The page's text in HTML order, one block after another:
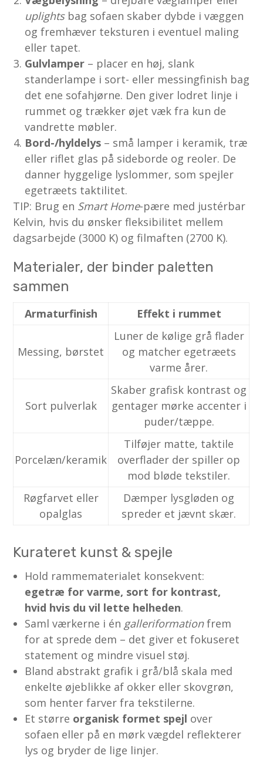
uplightsbag sofaen skaber dybde i væggen
og fremhæver teksturen i eventuel maling
eller tapet.
Gulvlamper – placer en høj, slank
standerlampe i sort- eller messingfinish bag
det ene sofa­hjørne. Den giver lodret linje i
rummet og trækker øjet væk fra kun de
vandrette møbler.
Bord-/hyldelys – små lamper i keramik, træ
eller riflet glas på sideborde og reoler. De
danner hyggelige lys­lommer, som spejler
egetræets taktilitet.
TIP: Brug en Smart Home-pære med justérbar
Kelvin, hvis du ønsker fleksibilitet mellem
dagsarbejde (3000 K) og filmaften (2700 K).
Materialer, der binder paletten
sammen
Armaturfinish Effekt i rummet
Messing, børstet
Luner de kølige grå flader
og matcher egetræets
varme årer.
Sort pulverlak
Skaber grafisk kontrast og
gentager mørke accenter i
puder/tæppe.
Porcelæn/keramik
Tilføjer matte, taktile
overflader der spiller op
mod bløde tekstiler.
Røgfarvet eller
opalglas
Dæmper lys­gløden og
spreder et jævnt skær.
Kurateret kunst & spejle
Hold rammematerialet konsekvent:
egetræ for varme, sort for kontrast,
hvid hvis du vil lette helheden.
Saml værkerne i én galleri­formationfrem
for at sprede dem – det giver et fokuseret
statement og mindre visuel støj.
Bland abstrakt grafik i grå/blå skala med
enkelte øjeblikke af okker eller skovgrøn,
som henter farver fra tekstilerne.
Et større organisk formet spejl over
sofaen eller på en mørk vægdel reflekterer
lys og bryder de lige linjer.